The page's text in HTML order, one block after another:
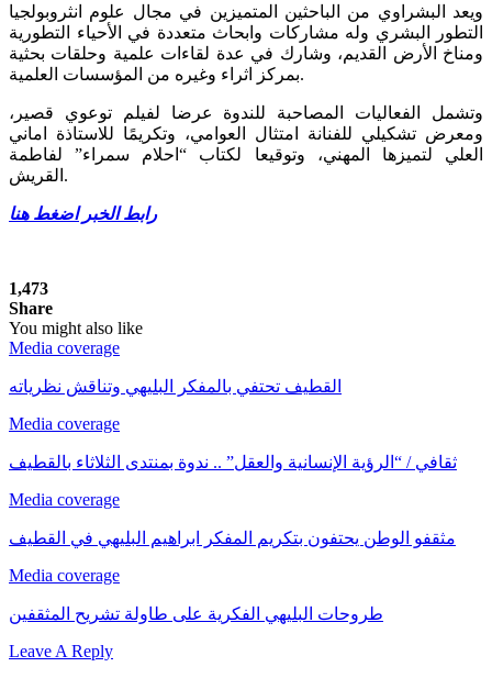
ويعد البشراوي من الباحثين المتميزين في مجال علوم انثروبولجيا
التطور البشري وله مشاركات وابحاث متعددة في الأحياء التطورية
ومناخ الأرض القديم، وشارك في عدة لقاءات علمية وحلقات بحثية
بمركز اثراء وغيره من المؤسسات العلمية.
وتشمل الفعاليات المصاحبة للندوة عرضا لفيلم توعوي قصير،
ومعرض تشكيلي للفنانة امتثال العوامي، وتكريمًا للاستاذة اماني
العلي لتميزها المهني، وتوقيعا لكتاب “احلام سمراء” لفاطمة
القريش.
رابط الخبر اضغط هنا
1,473
Share
You might also like
Media coverage
القطيف تحتفي بالمفكر البليهي وتناقش نظرياته
Media coverage
ثقافي / “الرؤية الإنسانية والعقل” .. ندوة بمنتدى الثلاثاء بالقطيف
Media coverage
مثقفو الوطن يحتفون بتكريم المفكر ابراهيم البليهي في القطيف
Media coverage
طروحات البليهي الفكرية على طاولة تشريح المثقفين
Leave A Reply